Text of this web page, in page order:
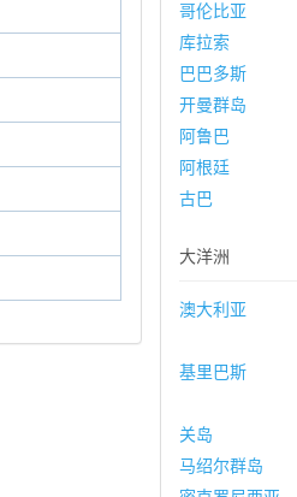
哥伦比亚
库拉索
巴巴多斯
开曼群岛
阿鲁巴
阿根廷
古巴
大洋洲
澳大利亚
基里巴斯
关岛
马绍尔群岛